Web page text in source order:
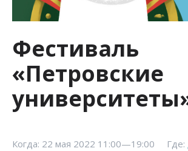
Фестиваль
«Петровские
Когда: 22 мая 2022 11:00—19:00 Где: